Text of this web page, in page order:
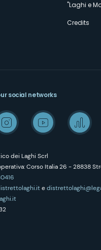
"Laghi e
Credits
dei Laghi Scrl
Corso Italia 26 - 28838
e
social networks